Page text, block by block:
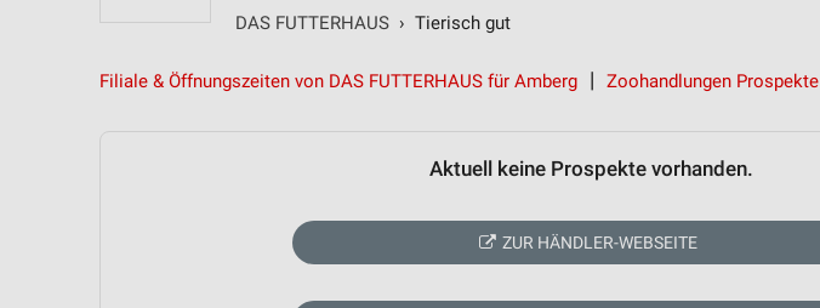
DAS FUTTERHAUS › Tierisch gut
Filiale & Öffnungszeiten von DAS FUTTERHAUS für Amberg Zoohandlungen Prospekte
Aktuell keine Prospekte vorhanden.
ZUR HÄNDLER-WEBSEITE